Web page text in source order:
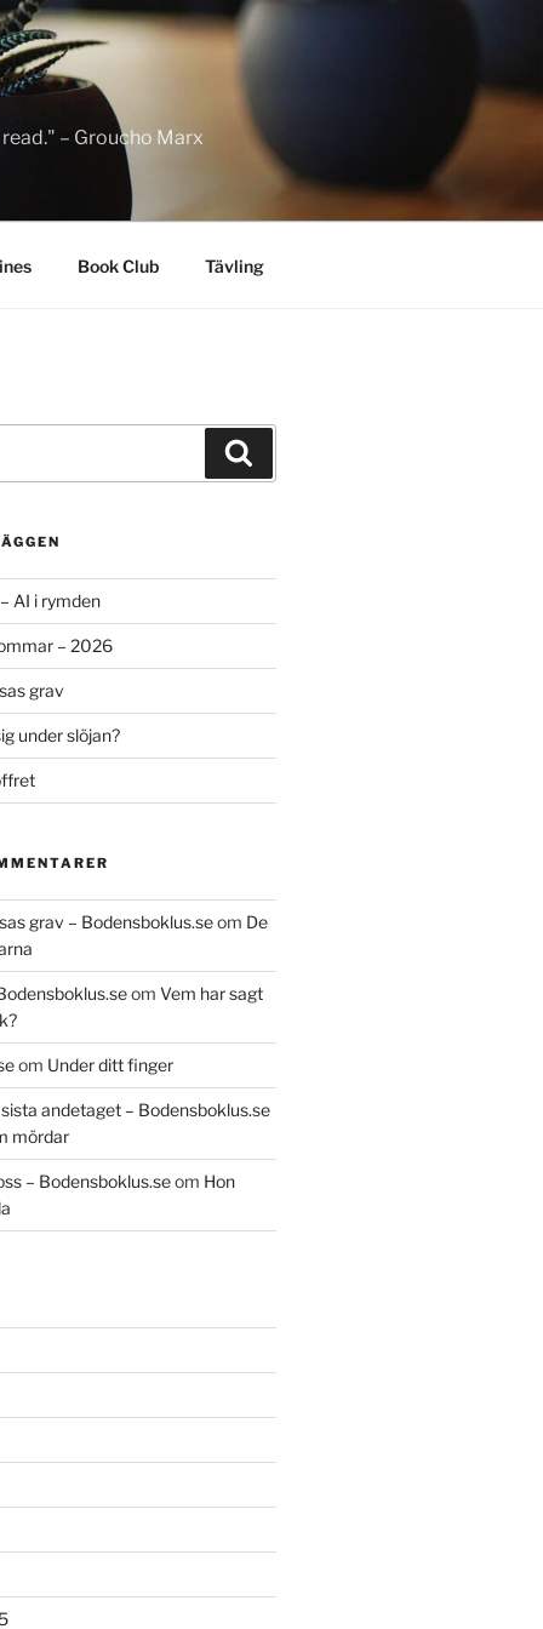
– Groucho Marx
Book Club Tävling
AI i rymden
– 2026
grav
under slöjan?
grav – Bodensboklus.seom De
om Vem har sagt
om Under ditt finger
andetaget – Bodensboklus.se
mördar
– Bodensboklus.seom Hon